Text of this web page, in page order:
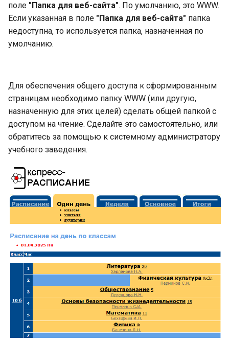
поле "Папка для веб-сайта". По умолчанию, это WWW.
Если указанная в поле "Папка для веб-сайта" папка
недоступна, то используется папка, назначенная по
умолчанию.
Для обеспечения общего доступа к сформированным
страницам необходимо папку WWW (или другую,
назначенную для этих целей) сделать общей папкой с
доступом на чтение. Сделайте это самостоятельно, или
обратитесь за помощью к системному администратору
учебного заведения.